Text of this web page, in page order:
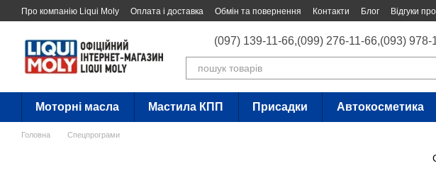
Перейти до основного контенту
Про компанію Liqui Moly Оплата і доставка Обмін та повернення Контакти Блог Відгуки
(097) 139-11-66,(099) 276-11-66,(093) 978-
Моторні масла Мастила КПП Присадки Автокосметика
Головна Спецпрограми